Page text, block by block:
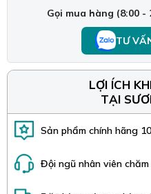
Gọi mua hàng (8:00 -
TƯ
LỢI ÍCH
TẠI
Sản phẩm chính hãng
Đội ngũ nhân viên